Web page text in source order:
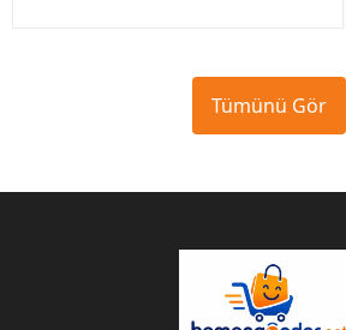
Tümünü Gör